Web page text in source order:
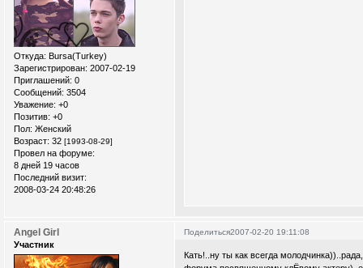
Откуда: Bursa(Turkey)
Зарегистрирован: 2007-02-19
Приглашений: 0
Сообщений: 3504
Уважение: +0
Позитив: +0
Пол: Женский
Возраст: 32 [1993-08-29]
Провел на форуме:
8 дней 19 часов
Последний визит:
2008-03-24 20:48:26
Поделиться2007-02-20 19:11:08
Angel Girl
Участник
Кать!..ну ты как всегда